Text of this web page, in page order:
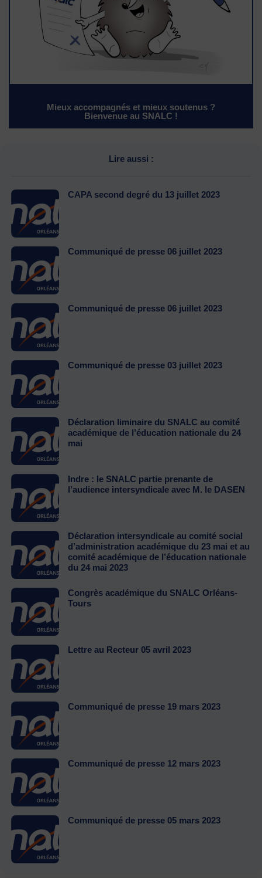
Mieux accompagnés et mieux soutenus ?
Bienvenue au SNALC !
Lire aussi :
CAPA second degré du 13 juillet 2023
Communiqué de presse 06 juillet 2023
Communiqué de presse 06 juillet 2023
Communiqué de presse 03 juillet 2023
Déclaration liminaire du SNALC au comité
académique de l’éducation nationale du 24
mai
Indre : le SNALC partie prenante de
l’audience intersyndicale avec M. le DASEN
Déclaration intersyndicale au comité social
d’administration académique du 23 mai et au
comité académique de l’éducation nationale
du 24 mai 2023
Congrès académique du SNALC Orléans-
Tours
Lettre au Recteur 05 avril 2023
Communiqué de presse 19 mars 2023
Communiqué de presse 12 mars 2023
Communiqué de presse 05 mars 2023